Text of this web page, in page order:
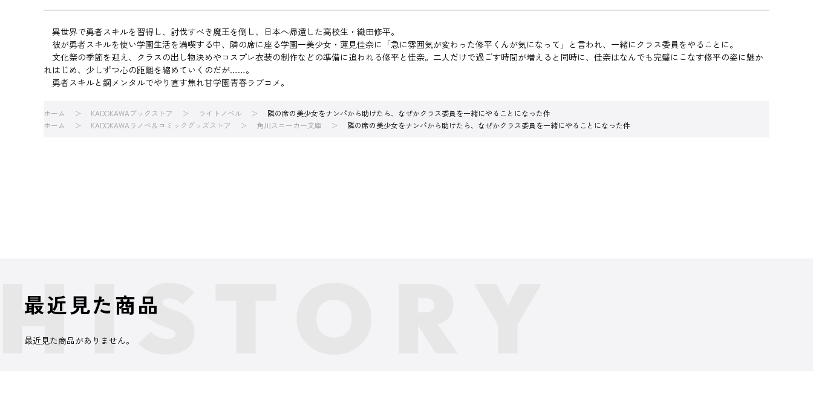
異世界で勇者スキルを習得し、討伐すべき魔王を倒し、日本へ帰還した高校生・織田修平。
彼が勇者スキルを使い学園生活を満喫する中、隣の席に座る学園一美少女・蓮見佳奈に「急に雰囲気が変わった修平くんが気になって」と言われ、一緒にクラス委員をやることに。
文化祭の季節を迎え、クラスの出し物決めやコスプレ衣装の制作などの準備に追われる修平と佳奈。二人だけで過ごす時間が増えると同時に、佳奈はなんでも完璧にこなす修平の姿に魅か
れはじめ、少しずつ心の距離を縮めていくのだが……。
勇者スキルと鋼メンタルでやり直す焦れ甘学園青春ラブコメ。
ホーム KADOKAWAブックストア ライトノベル
隣の席の美少女をナンパから助けたら、なぜかクラス委員を一緒にやることになった件
ホーム
KADOKAWAラノベ＆コミックグッズストア 角川スニーカー文庫 隣の席の美少女をナンパから助けたら、なぜかクラス委員を一緒にやることになった件
最近見た商品
最近見た商品がありません。